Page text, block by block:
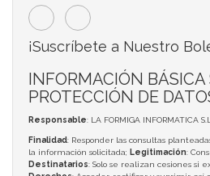
¡Suscríbete a Nuestro
INFORMACIÓN BÁSICA
PROTECCIÓN DE
Responsable: LA FORMIGA INFORMATICA S.L.
Finalidad: Responder las consultas
la información solicitada; Legitimación:
Destinatarios: Solo se realizan cesiones si